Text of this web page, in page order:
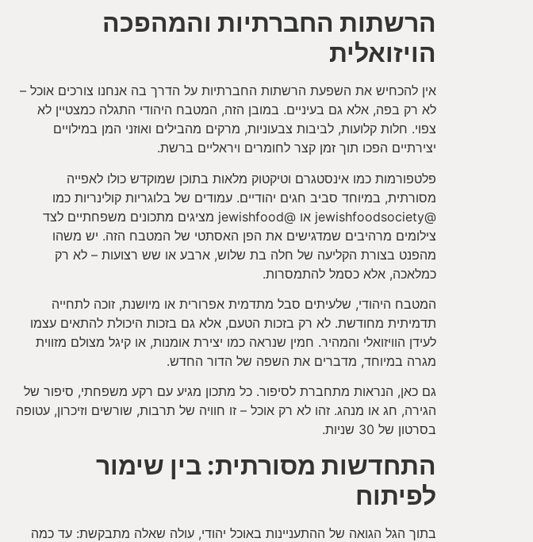
הרשתות החברתיות והמהפכה
הויזואלית
אין להכחיש את השפעת הרשתות החברתיות על הדרך בה אנחנו צורכים אוכל –
לא רק בפה, אלא גם בעיניים. במובן הזה, המטבח היהודי התגלה כמצטיין לא
צפוי. חלות קלועות, לביבות צבעוניות, מרקים מהבילים ואוזני המן במילויים
יצירתיים הפכו תוך זמן קצר לחומרים ויראליים ברשת.
פלטפורמות כמו אינסטגרם וטיקטוק מלאות בתוכן שמוקדש כולו לאפייה
מסורתית, במיוחד סביב חגים יהודיים. עמודים של בלוגריות קולינריות כמו
@jewishfoodsociety או @jewishfood מציגים מתכונים משפחתיים לצד
צילומים מרהיבים שמדגישים את הפן האסתטי של המטבח הזה. יש משהו
מהפנט בצורת הקליעה של חלה בת שלוש, ארבע או שש רצועות – לא רק
כמלאכה, אלא כסמל להתמסרות.
המטבח היהודי, שלעיתים סבל מתדמית אפרורית או מיושנת, זוכה לתחייה
תדמיתית מחודשת. לא רק בזכות הטעם, אלא גם בזכות היכולת להתאים עצמו
לעידן הוויזואלי והמהיר. חמין שנראה כמו יצירת אומנות, או קיגל מצולם מזווית
מגרה במיוחד, מדברים את השפה של הדור החדש.
גם כאן, הנראות מתחברת לסיפור. כל מתכון מגיע עם רקע משפחתי, סיפור של
הגירה, חג או מנהג. זהו לא רק אוכל – זו חוויה של תרבות, שורשים וזיכרון, עטופה
בסרטון של 30 שניות.
התחדשות מסורתית: בין שימור
לפיתוח
בתוך הגל הגואה של ההתעניינות באוכל יהודי, עולה שאלה מתבקשת: עד כמה